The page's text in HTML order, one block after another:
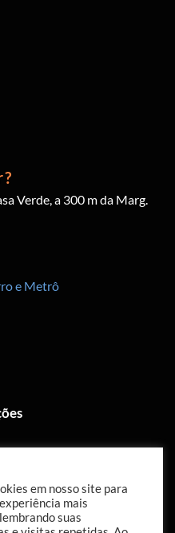
Verde, a 300 m da Marg.
e Metrô
em nosso site para
mais
suas